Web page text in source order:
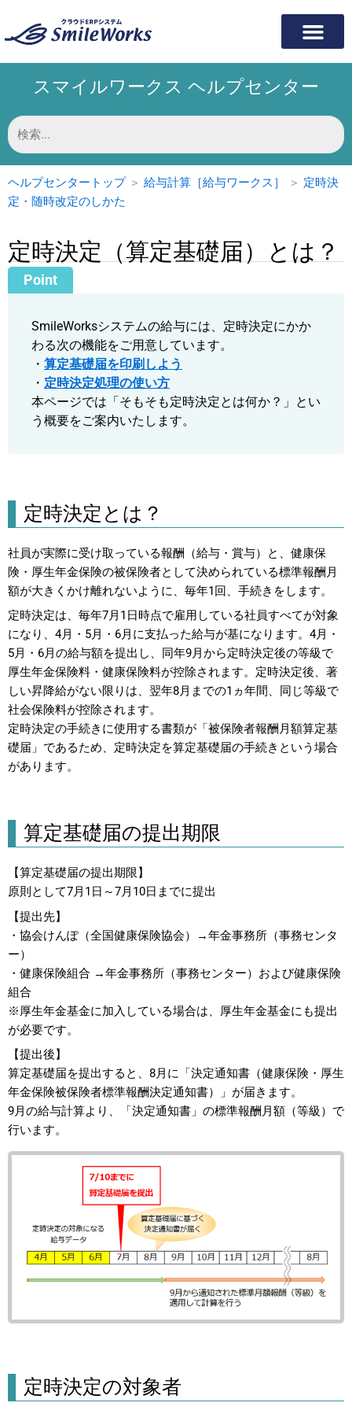
ス
プ
スマイルワークス ヘルプセンター
検
索
対
象:
ヘルプセンタートップ＞ 給与計算［給与ワークス］ ＞ 定時決
定・随時改定のしかた
定時決定（算定基礎届）とは？
SmileWorksシステムの給与には、定時決定にかか
わる次の機能をご用意しています。
・ 算定基礎届を印刷しよう
・ 定時決定処理の使い方
本ページでは「そもそも定時決定とは何か？」とい
う概要をご案内いたします。
定時決定とは？
社員が実際に受け取っている報酬（給与・賞与）と、健康保
険・厚生年金保険の被保険者として決められている標準報酬月
額が大きくかけ離れないように、毎年1回、手続きをします。
定時決定は、毎年7月1日時点で雇用している社員すべてが対象
になり、4月・5月・6月に支払った給与が基になります。4月・
5月・6月の給与額を提出し、同年9月から定時決定後の等級で
厚生年金保険料・健康保険料が控除されます。定時決定後、著
しい昇降給がない限りは、翌年8月までの1ヵ年間、同じ等級で
社会保険料が控除されます。
定時決定の手続きに使用する書類が「被保険者報酬月額算定基
礎届」であるため、定時決定を算定基礎届の手続きという場合
があります。
算定基礎届の提出期限
【算定基礎届の提出期限】
原則として7月1日～7月10日までに提出
【提出先】
・協会けんぽ（全国健康保険協会）→年金事務所（事務センタ
ー）
・健康保険組合 →年金事務所（事務センター）および健康保険
組合
※厚生年金基金に加入している場合は、厚生年金基金にも提出
が必要です。
【提出後】
算定基礎届を提出すると、8月に「決定通知書（健康保険・厚生
年金保険被保険者標準報酬決定通知書）」が届きます。
9月の給与計算より、「決定通知書」の標準報酬月額（等級）で
行います。
定時決定の対象者